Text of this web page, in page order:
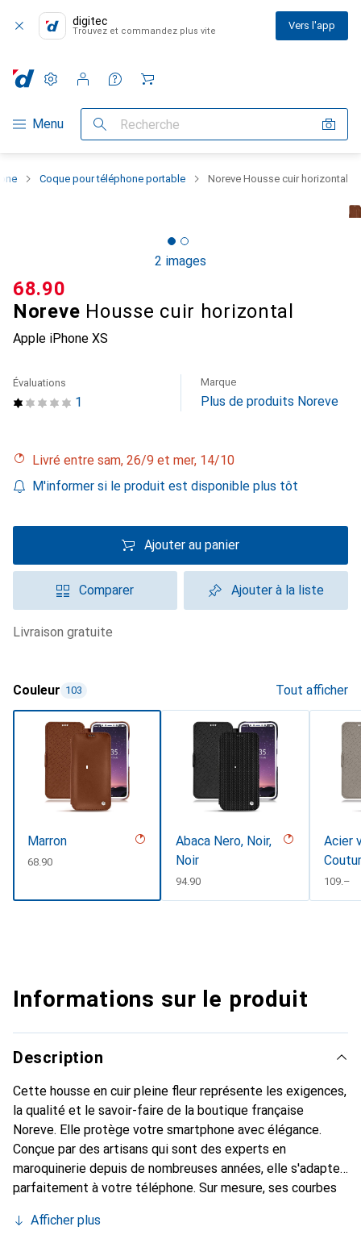
digitec
Trouvez et commandez plus vite Vers l'app
Navigation par catégorie
Menu Recherche
Paramètres
Compte client
Listes de comparaison
Listes d'envies
Panier
Coque pour téléphone portable Noreve Housse cuir horizontal
2 images
Noreve Housse cuir horizontal
Apple iPhone XS
CHF
68.90
1
Évaluations Marque
Plus de produits Noreve
Livré entre sam, 26/9 et mer, 14/10
M'informer si le produit est disponible plus tôt
Ajouter au panier
Comparer Ajouter à la liste
livraison gratuite
Couleur 103 Tout afficher
Marron
CHF
68.90
Abaca Nero, Noir,
Noir
CHF
94.90
Acier
CHF
109.–
Informations sur le produit
Description
Cette housse en cuir pleine fleur représente les exigences,
la qualité et le savoir-faire de la boutique française
Noreve. Elle protège votre smartphone avec élégance.
Conçue par des artisans qui sont des experts en
maroquinerie depuis de nombreuses années, elle s'adapte
parfaitement à votre téléphone. Sur mesure, ses courbes
devient l'accessoire chic et indispensable pour votre
Afficher plus